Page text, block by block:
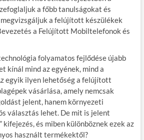
a főbb tanulságokat és
a felújított készülékek
a Felújított Mobiltelefonok és
folyamatos fejlődése újabb
kínál mind az egyének, mind a
egyik ilyen lehetőség a felújított
vásárlása, amely nemcsak
jelent, hanem környezeti
választás lehet. De mit is jelent
és miben különböznek ezek az
használt termékektől?